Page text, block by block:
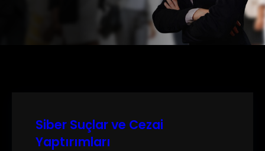
Siber Suçlar ve Cezai
Yaptırımları